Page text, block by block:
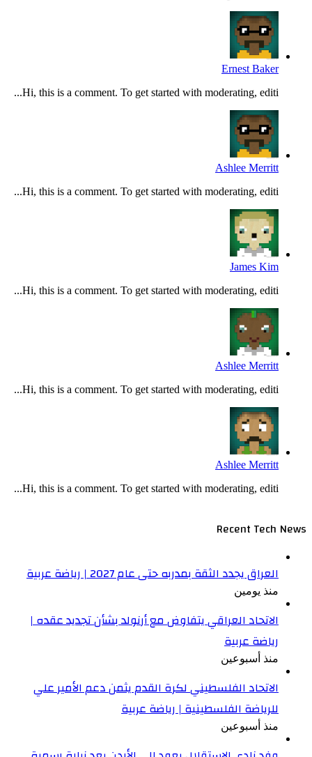
Ernest Baker
Hi, this is a comment. To get started with moderating, editi...
Ashlee Merritt
Hi, this is a comment. To get started with moderating, editi...
James Kim
Hi, this is a comment. To get started with moderating, editi...
Ashlee Merritt
Hi, this is a comment. To get started with moderating, editi...
Ashlee Merritt
Hi, this is a comment. To get started with moderating, editi...
Recent Tech News
العراق يجدد الثقة بمدربه حتى عام 2027 | رياضة عربية
منذ يومين
الاتحاد العراقي يتفاوض مع أرنولد بشأن تجديد عقده |
رياضة عربية
منذ أسبوعين
الاتحاد الفلسطيني لكرة القدم يثمن دعم الأمير علي
للرياضة الفلسطينية | رياضة عربية
منذ أسبوعين